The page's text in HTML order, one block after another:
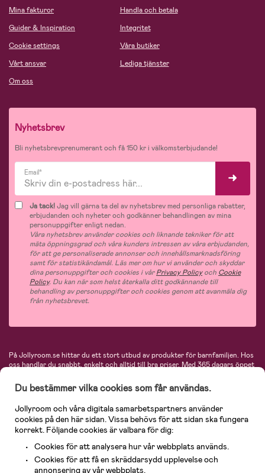
Mina fakturor
Guider & Inspiration
Cookie settings
Vårt ansvar
Om oss
Handla och betala
Integritet
Våra butiker
Lediga tjänster
Nyhetsbrev
Bli nyhetsbrevprenumerant och få 150 kr i välkomsterbjudande!
Email*
Ja tack!Jag vill gärna ta del av nyhetsbrev med personliga rabatter,
erbjudanden och nyheter och godkänner behandlingen av mina
personuppgifter enligt nedan.
Våra nyhetsbrev använder cookies och liknande tekniker för att
mäta öppningsgrad och våra kunders intressen av våra erbjudanden,
för att ge personaliserade annonser och innehållsmarknadsföring
samt för statistikändamål. Läs mer om hur vi använder och skyddar
dina personuppgifter och cookies i vårPrivacy Policyoch Cookie
Policy. Du kan när som helst återkalla ditt godkännande till
behandling av personuppgifter och cookies genom att avanmäla dig
från nyhetsbrevet.
På Jollyroom.se hittar du ett stort utbud av produkter för barnfamiljen. Hos
oss handlar du snabbt, enkelt och alltid till bra priser.Med 365 dagars öppet
hos oss. I vårt sortiment hittar du barnvagnar, bilstolar, kläder för barn och
baby, produkter för mamman, massor av inspirerande inredning, leksaker,
babyprodukter och mycket mer. Vi erbjuder produkter från välkända
varumärken så som Britax, Maxi-Cosi, Baby Jogger, BabyBjörn, Didriksons,
KidKraft, Ergobaby, Philips Avent, Neonate, Cybex, LEGO och många fler.
Välkommen in och kika runt i Nordens största barn- och babybutik på nätet!
Du bestämmer vilka cookies som får användas.
Jollyroom och våra digitala samarbetspartners använder
cookies på den här sidan. Vissa behövs för att sidan ska fungera
korrekt. Följande cookies är valbara för dig:
Cookies för att analysera hur vår webbplats används.
Cookies för att få en skräddarsydd upplevelse och
annonsering av vår webbplats.